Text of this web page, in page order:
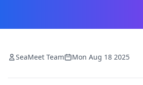
SeaMeet Team Mon Aug 18 2025